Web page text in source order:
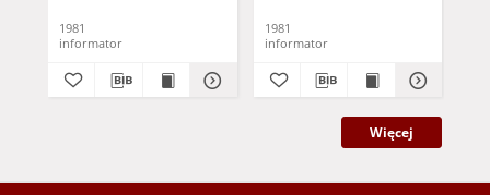
1981
informator
1981
informator
Więcej